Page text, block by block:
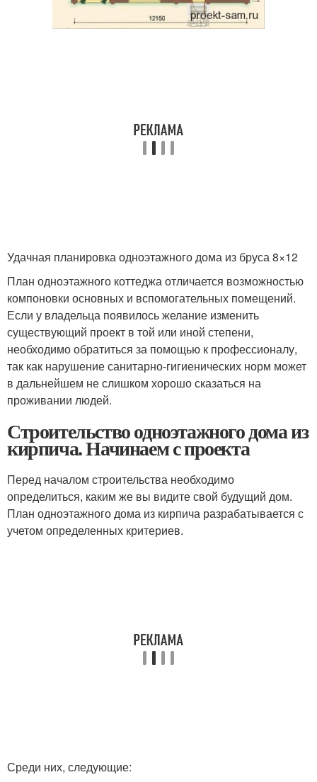
Удачная планировка одноэтажного дома из бруса 8×12
План одноэтажного коттеджа отличается возможностью
компоновки основных и вспомогательных помещений.
Если у владельца появилось желание изменить
существующий проект в той или иной степени,
необходимо обратиться за помощью к профессионалу,
так как нарушение санитарно-гигиенических норм может
в дальнейшем не слишком хорошо сказаться на
проживании людей.
Строительство одноэтажного дома из
кирпича. Начинаем с проекта
Перед началом строительства необходимо
определиться, каким же вы видите свой будущий дом.
План одноэтажного дома из кирпича разрабатывается с
учетом определенных критериев.
Среди них, следующие: